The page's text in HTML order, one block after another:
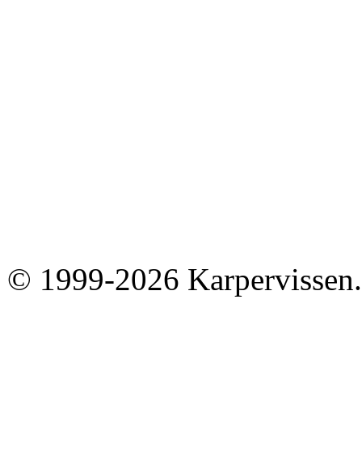
© 1999-2026